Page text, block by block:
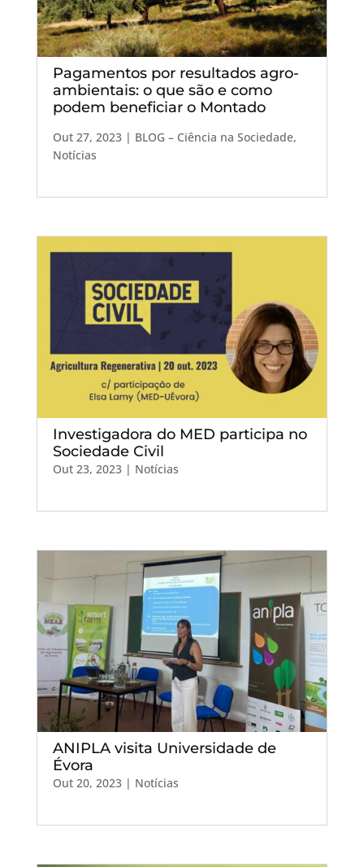
Pagamentos por resultados agro-
ambientais: o que são e como
podem beneficiar o Montado
Out 27, 2023| BLOG – Ciência na Sociedade,
Notícias
Investigadora do MED participa no
Sociedade Civil
Out 23, 2023| Notícias
ANIPLA visita Universidade de
Évora
Out 20, 2023| Notícias